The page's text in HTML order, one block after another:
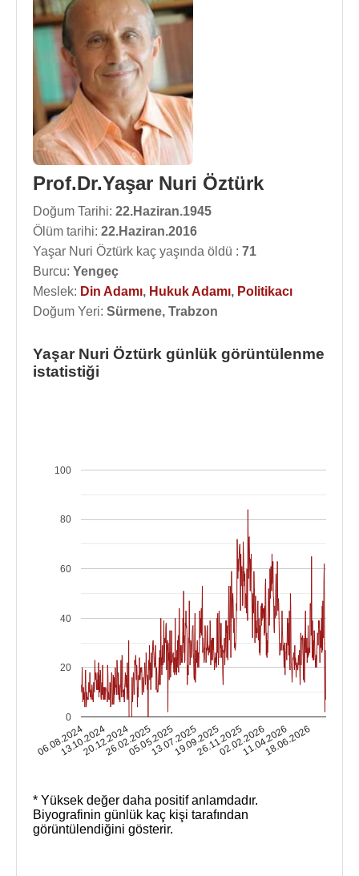
Prof.Dr.Yaşar Nuri Öztürk
Doğum Tarihi: 22.Haziran.1945
Ölüm tarihi: 22.Haziran.2016
Yaşar Nuri Öztürk kaç yaşında öldü : 71
Burcu: Yengeç
Meslek: Din Adamı, Hukuk Adamı, Politikacı
Doğum Yeri: Sürmene, Trabzon
Yaşar Nuri Öztürk günlük görüntülenme
istatistiği
06.08.2024
13.10.202420.12.202426.02.2025
05.05.202513.07.202519.09.202526.11.202502.02.202611.04.2026
18.06.2026
0
20
40
60
80
100
* Yüksek değer daha positif anlamdadır.
Biyografinin günlük kaç kişi tarafından
görüntülendiğini gösterir.